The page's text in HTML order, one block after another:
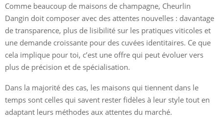
Comme beaucoup de maisons de champagne, Cheurlin
Dangin doit composer avec des attentes nouvelles : davantage
de transparence, plus de lisibilité sur les pratiques viticoles et
une demande croissante pour des cuvées identitaires. Ce que
cela implique pour toi, c’est une offre qui peut évoluer vers
plus de précision et de spécialisation.
Dans la majorité des cas, les maisons qui tiennent dans le
temps sont celles qui savent rester fidèles à leur style tout en
adaptant leurs méthodes aux attentes du marché.